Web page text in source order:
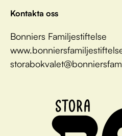
Kontakta oss
Bonniers Familjestiftelse